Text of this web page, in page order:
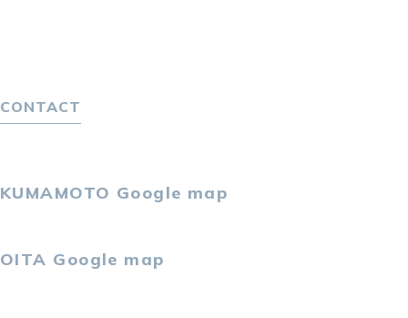
KUMAMOTO Google map
OITA Google map
CONTACT